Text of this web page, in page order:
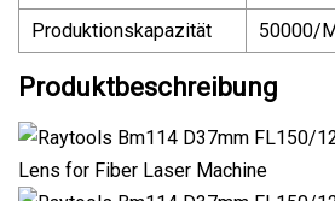
Produktionskapazität
50000/
Produktbeschreibung